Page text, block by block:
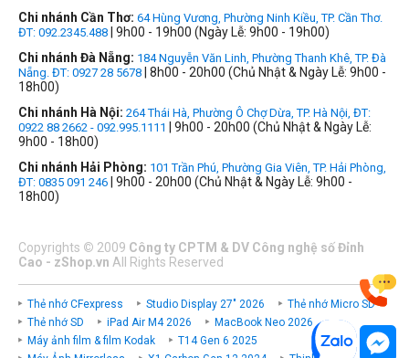
Chi nhánh Cần Thơ: 64 Hùng Vương, Phường Ninh Kiều, TP. Cần Thơ.
ĐT: 092.2345.488 | 9h00 - 19h00 (Ngày Lễ: 9h00 - 19h00)
Chi nhánh Đà Nẵng: 184 Nguyễn Văn Linh, Phường Thanh Khê, TP. Đà
Nẵng. ĐT: 0927 28 5678 | 8h00 - 20h00 (Chủ Nhật & Ngày Lễ: 9h00 -
18h00)
Chi nhánh Hà Nội: 264 Thái Hà, Phường Ô Chợ Dừa, TP. Hà Nội, ĐT:
0922 88 2662 - 092.995.1111
| 9h00 - 20h00 (Chủ Nhật & Ngày Lễ:
9h00 - 18h00)
Chi nhánh Hải Phòng: 101 Trần Phú, Phường Gia Viên, TP. Hải Phòng,
ĐT: 0835 091 246 | 9h00 - 20h00 (Chủ Nhật & Ngày Lễ: 9h00 -
18h00)
Copyrights © 2009 Công ty CPTM & DV Công nghệ số Đỉnh
Cao - zShop.vn All Rights Reserved
Thẻ nhớ CFexpress Studio Display 27" 2026
Thẻ nhớ Micro SD
Thẻ nhớ SD
iPad Air M4 2026
MacBook Neo 2026
Máy ảnh film & film Kodak
T14 Gen 6 2025